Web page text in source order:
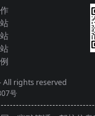
All rights reserved
号